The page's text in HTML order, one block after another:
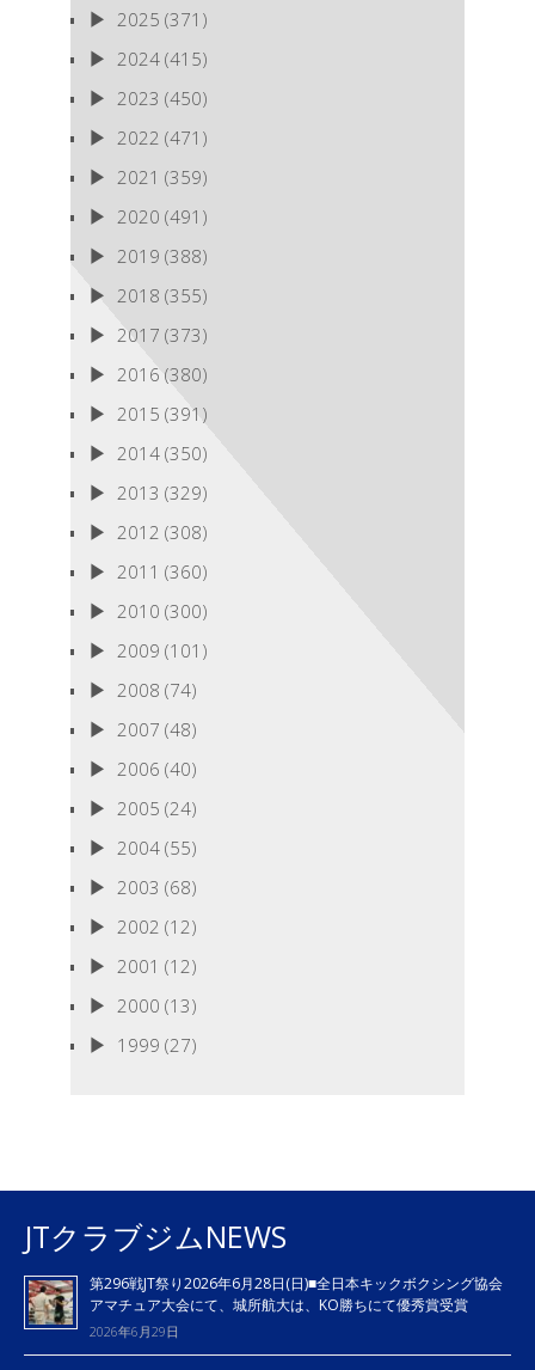
2025 (371)
2024 (415)
2023 (450)
2022 (471)
2021 (359)
2020 (491)
2019 (388)
2018 (355)
2017 (373)
2016 (380)
2015 (391)
2014 (350)
2013 (329)
2012 (308)
2011 (360)
2010 (300)
2009 (101)
2008 (74)
2007 (48)
2006 (40)
2005 (24)
2004 (55)
2003 (68)
2002 (12)
2001 (12)
2000 (13)
1999 (27)
JTクラブジムNEWS
第296戦JT祭り2026年6月28日(日)■全日本キックボクシング協会
アマチュア大会にて、城所航大は、KO勝ちにて優秀賞受賞
2026年6月29日